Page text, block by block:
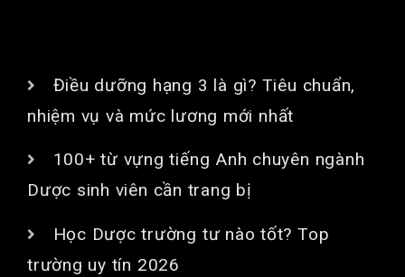
Điều dưỡng hạng 3 là gì? Tiêu chuẩn,
nhiệm vụ và mức lương mới nhất
100+ từ vựng tiếng Anh chuyên ngành
Dược sinh viên cần trang bị
Học Dược trường tư nào tốt? Top
trường uy tín 2026